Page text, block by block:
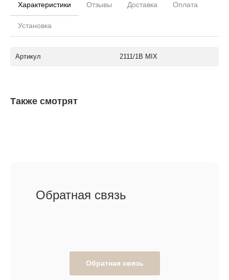
Характеристики Отзывы Доставка Оплата
Установка
Артикул 2111/1B MIX
Также смотрят
Обратная связь
Обратная связь